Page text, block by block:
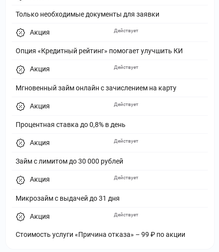
Только необходимые документы для заявки
Акция
Опция «Кредитный рейтинг» помогает улучшить КИ
Действует
Акция
Мгновенный займ онлайн с зачислением на карту
Действует
Акция
Процентная ставка до 0,8% в день
Действует
Акция
Займ с лимитом до 30 000 рублей
Действует
Акция
Микрозайм с выдачей до 31 дня
Действует
Акция
Стоимость услуги «Причина отказа» – 99 ₽ по акции
Действует